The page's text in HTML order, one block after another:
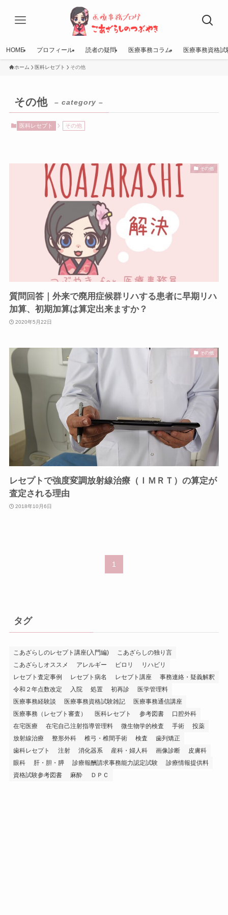
HOME プロフィール 読者の疑問 医療事務コラム 医療事務資格試
ホーム 医科レセプト その他
その他 – category –
医科レセプト その他
その他
質問回答｜外来で廃用症候群リハする患者に早期リハ
加算、初期加算は算定出来ますか？
2020年5月22日
その他
レセプトで強度変調放射線治療（ＩＭＲＴ）の算定が
査定される理由
2018年10月6日
1
タグ
こあざらしのレセプト講座(入門編)
こあざらしの独り言
こあざらしオススメ
アレルギー ピロリ
リハビリ
レセプト査定事例
レセプト病名 レセプト講座
事務連絡・疑義解釈
令和２年点数改定
入院 処置 初再診
医学管理料
医療事務経験談
医療事務資格試験雑記
医療事務通信講座
医療事務（レセプト審査）
医科レセプト 参考図書
口腔外科
在宅医療
在宅自己注射指導管理料 微生物学的検査 手術
投薬
放射線治療
整形外科 椎弓・椎間手術 検査
歯列矯正
歯科レセプト
注射 消化器系 産科・婦人科 画像診断
皮膚科
眼科
肝・胆・膵 診療報酬請求事務能力認定試験
診療情報提供料
資格試験参考図書
麻酔 ＤＰＣ